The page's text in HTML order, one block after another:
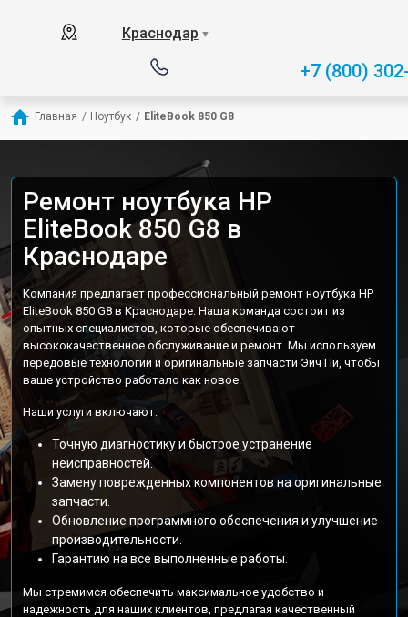
Краснодар ▼
+7 (800)
Главная / Ноутбук / EliteBook 850 G8
Ремонт ноутбука HP
EliteBook 850 G8 в
Краснодаре
Компания предлагает профессиональный ремонт ноутбука HP
EliteBook 850 G8 в Краснодаре. Наша команда состоит из
опытных специалистов, которые обеспечивают
высококачественное обслуживание и ремонт. Мы используем
передовые технологии и оригинальные запчасти Эйч Пи, чтобы
ваше устройство работало как новое.
Наши услуги включают:
Точную диагностику и быстрое устранение
неисправностей.
Замену поврежденных компонентов на оригинальные
запчасти.
Обновление программного обеспечения и улучшение
производительности.
Гарантию на все выполненные работы.
Мы стремимся обеспечить максимальное удобство и
надежность для наших клиентов, предлагая качественный